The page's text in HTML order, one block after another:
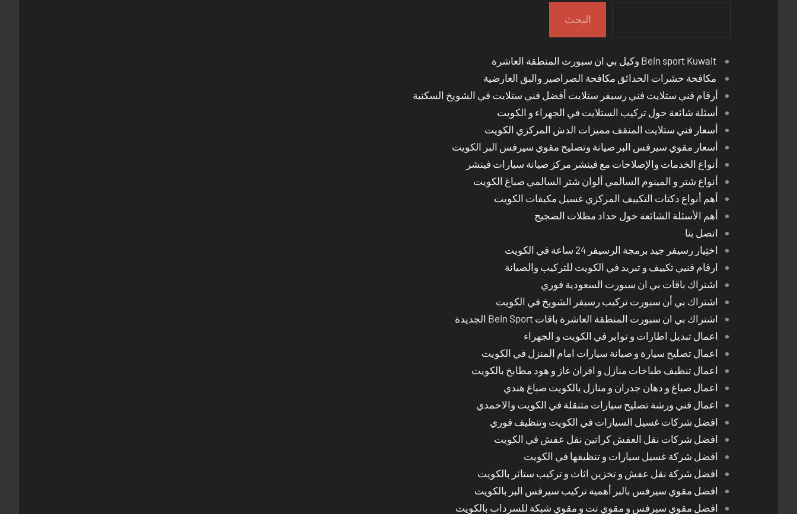
البحث
Bein sport Kuwait وكيل بي ان سبورت المنطقة العاشرة
مكافحة حشرات الحدائق مكافحة الصراصير والبق العارضية
أرقام فني ستلايت فني رسيفر ستلايت أفضل فني ستلايت في الشويخ السكنية
أسئلة شائعة حول تركيب الستلايت في الجهراء و الكويت
أسعار فني ستلايت المنقف مميزات الدش المركزي الكويت
أسعار مقوي سيرفس البر صيانة وتصليح مقوي سيرفس البر الكويت
أنواع الخدمات والإصلاحات مع فينشر مركز صيانة سيارات فينشر
أنواع شتر و المينوم السالمي ألوان شتر السالمي صباغ الكويت
أهم أنواع دكتات التكييف المركزي غسيل مكيفات الكويت
أهم الأسئلة الشائعة حول حداد مظلات الضجيج
اتصل بنا
اختِيار رسيفر جيد برمجة الرسيفر 24 ساعة في الكويت
ارقام فنيي تكييف و تبريد في الكويت للتركيب والصيانة
اشتراك باقات بي ان سبورت السعودية فوري
اشتراك بي أن سبورت تركيب رسيفر الشويخ في الكويت
اشتراك بي ان سبورت المنطقة العاشرة باقات Bein Sport الجديدة
اعمال تبديل اطارات و تواير في الكويت و الجهراء
اعمال تصليح سيارة و صيانة سيارات امام المنزل في الكويت
اعمال تنظيف طباخات منازل و افران غاز و هود مطابخ بالكويت
اعمال صباغ و دهان جدران و منازل بالكويت صباغ هندي
اعمال فني ورشة تصليح سيارات متنقلة في الكويت والاحمدي
افضل شركات غسيل السيارات في الكويت وتنظيف فوري
افضل شركات نقل العفش كراتين نقل عفش في الكويت
افضل شركة غسيل سيارات و تنظيفها في الكويت
افضل شركة نقل عفش و تخزين اثاث و تركيب ستائر بالكويت
افضل مقوي سيرفس بالبر أهمية تركيب سيرفس البر بالكويت
افضل مقوي سيرفس و مقوي نت و مقوي شبكة للسرداب بالكويت